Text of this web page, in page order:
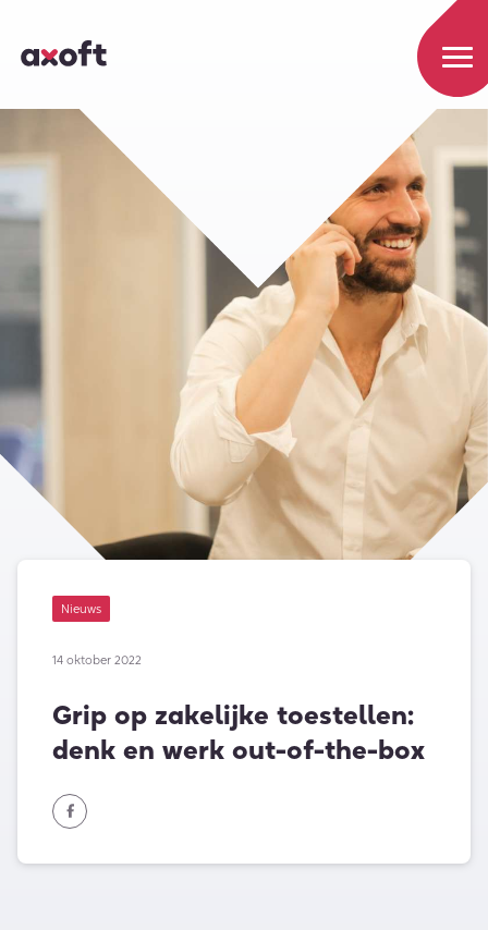
Nieuws
14 oktober 2022
Grip op zakelijke toestellen:
denk en werk out-of-the-box